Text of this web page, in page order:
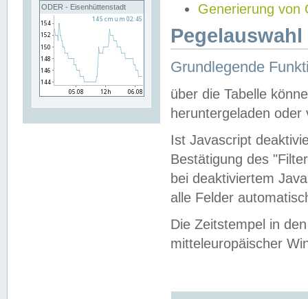
ODER - Eisenhüttenstadt
Generierung von
Grundlegende
über die Tabelle
heruntergeladen oder
Ist Javascript
Bestätigung des
bei deaktiviertem
alle Felder
Die Zeitstempel in
mitteleuropäischer